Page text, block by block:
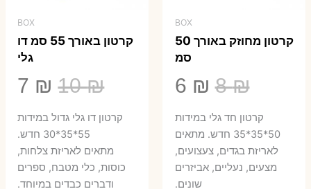
BOX
קרטון מחוזק באורך 50
סמ
8₪
המחיר
המקורי
היה:
8 ₪.
6 ₪
הנוכחיקרטון חד גלי במידות
50*35*35 חדש. מתאים
לאריזת בגדים, צעצועים,
מצעים, נעליים, אביזרים
שונים.
BOX
קרטון באורך 55 סמ דו
גלי
10₪
היה:
10 ₪.
7 ₪
7 ₪.
קרטון דו גלי גדול במידות
55*35*30 חדש.
מתאים לאריזת צלחות,
כוסות, כלי מטבח, ספרים
ודברים כבדים במיוחד.